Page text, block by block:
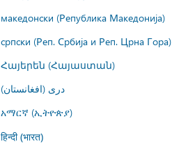
македонски (Република Македонија)
српски (Реп. Србија и Реп. Црна Гора)
Հայերեն (Հայաստան)
درى (افغانستان)
አማርኛ (ኢትዮጵያ)
हिन्दी (भारत)